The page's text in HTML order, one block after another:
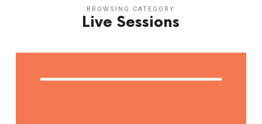
BROWSING CATEGORY
Live Sessions